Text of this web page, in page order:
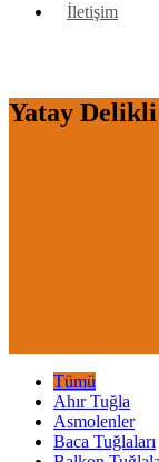
İletişim
Yatay
Tümü
Ahır Tuğla
Asmolenler
Baca Tuğlaları